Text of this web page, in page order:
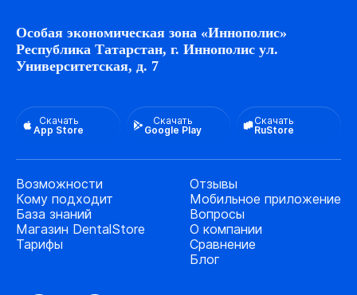
Особая экономическая зона «Иннополис»
Республика Татарстан, г. Иннополис ул.
Университетская, д. 7
Скачать
App Store
Скачать
Google Play
Скачать
RuStore
Возможности
Кому подходит
База знаний
Магазин DentalStore
Тарифы
Отзывы
Мобильное приложение
Вопросы
О компании
Сравнение
Блог